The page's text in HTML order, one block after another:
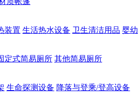
装置 生活热水设备 卫生清洁用品 婴
定式简易厕所 其他简易厕所
生命探测设备 降落与登乘/登高设备